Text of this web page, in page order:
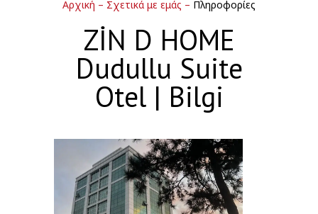
Αρχική – Σχετικά με εμάς – Πληροφορίες
ZİN D HOME
Dudullu Suite
Otel | Bilgi